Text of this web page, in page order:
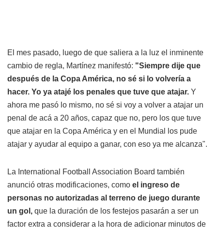
El mes pasado, luego de que saliera a la luz el inminente
cambio de regla, Martínez manifestó: "Siempre dije que
después de la Copa América, no sé si lo volvería a
hacer. Yo ya atajé los penales que tuve que atajar. Y
ahora me pasó lo mismo, no sé si voy a volver a atajar un
penal de acá a 20 años, capaz que no, pero los que tuve
que atajar en la Copa América y en el Mundial los pude
atajar y ayudar al equipo a ganar, con eso ya me alcanza".
La International Football Association Board también
anunció otras modificaciones, como el ingreso de
personas no autorizadas al terreno de juego durante
un gol, que la duración de los festejos pasarán a ser un
factor extra a considerar a la hora de adicionar minutos de